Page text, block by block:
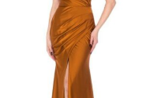
VARIANTES.
OPCIONES